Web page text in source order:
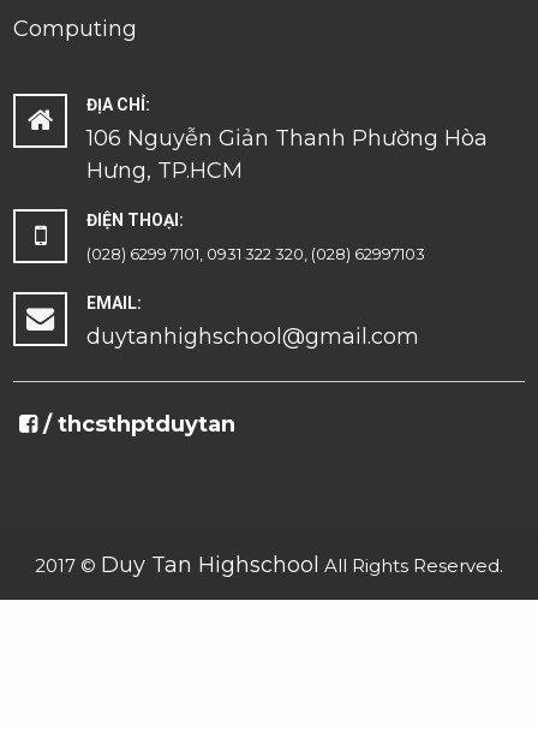
Computing
ĐỊA CHỈ:
106 Nguyễn Giản Thanh Phường Hòa
Hưng, TP.HCM
ĐIỆN THOẠI:
(028) 6299 7101, 0931 322 320, (028) 62997103
EMAIL:
duytanhighschool@gmail.com
/ thcsthptduytan
2017 © Duy Tan Highschool All Rights Reserved.